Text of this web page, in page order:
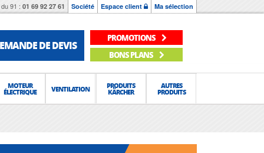
91 : 01 69 92 27 61 Société Espace client Ma sélection
DE DEVIS
PROMOTIONS
BONS PLANS
MOTEUR
ÉLECTRIQUE VENTILATION PRODUITS
KÄRCHER
AUTRES
PRODUITS